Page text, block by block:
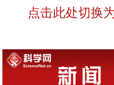
点击此处切换